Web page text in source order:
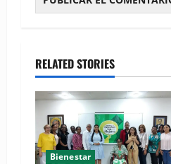
RELATED STORIES
Bienestar